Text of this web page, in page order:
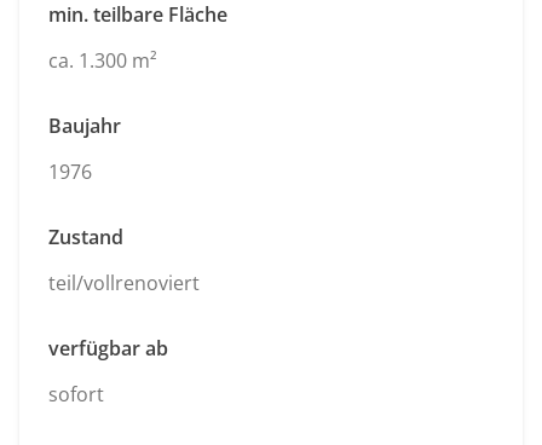
min. teilbare Fläche
ca. 1.300 m²
Baujahr
1976
Zustand
teil/vollrenoviert
verfügbar ab
sofort